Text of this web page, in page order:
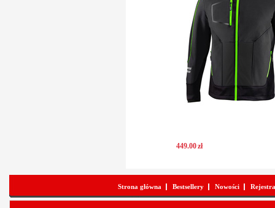
449.00zł
Strona główna Bestsellery Nowości